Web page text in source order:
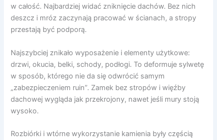
w całość. Najbardziej widać zniknięcie dachów. Bez nich
deszcz i mróz zaczynają pracować w ścianach, a stropy
przestają być podporą.
Najszybciej znikało wyposażenie i elementy użytkowe:
drzwi, okucia, belki, schody, podłogi. To deformuje sylwetę
w sposób, którego nie da się odwrócić samym
„zabezpieczeniem ruin”. Zamek bez stropów i więźby
dachowej wygląda jak przekrojony, nawet jeśli mury stoją
wysoko.
Rozbiórki i wtórne wykorzystanie kamienia były częścią